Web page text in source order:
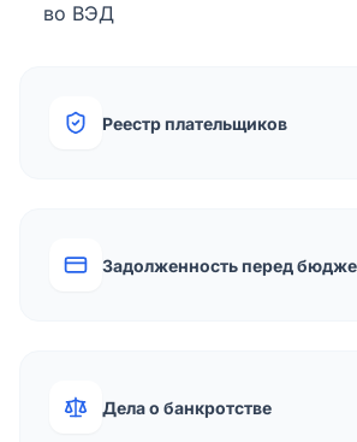
во ВЭД
Реестр плательщиков
Задолженность перед
Дела о банкротстве